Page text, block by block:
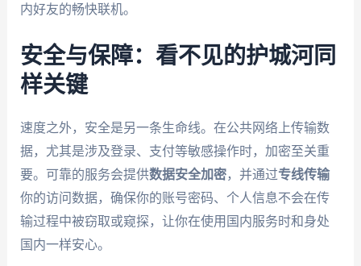
内好友的畅快联机。
安全与保障：看不见的护城河同
样关键
速度之外，安全是另一条生命线。在公共网络上传输数
据，尤其是涉及登录、支付等敏感操作时，加密至关重
要。可靠的服务会提供数据安全加密，并通过专线传输
你的访问数据，确保你的账号密码、个人信息不会在传
输过程中被窃取或窥探，让你在使用国内服务时和身处
国内一样安心。